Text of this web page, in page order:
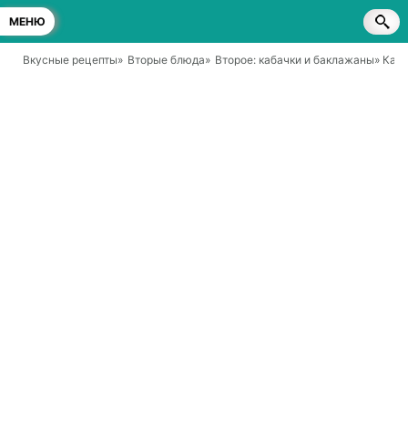
МЕНЮ
Вкусные рецепты» Вторые блюда» Второе: кабачки и баклажаны»